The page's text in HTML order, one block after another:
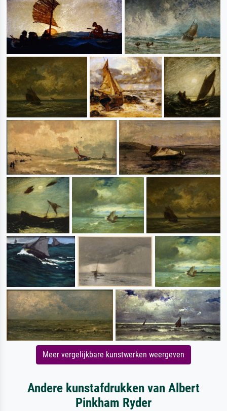
Meer vergelijkbare kunstwerken weergeven
Andere kunstafdrukken van Albert
Pinkham Ryder